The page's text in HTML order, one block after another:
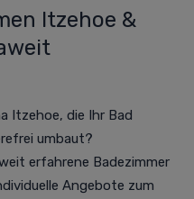
Itzehoe &
Itzehoe, die Ihr Bad
umbaut?
erfahrene Badezimmer
Angebote zum